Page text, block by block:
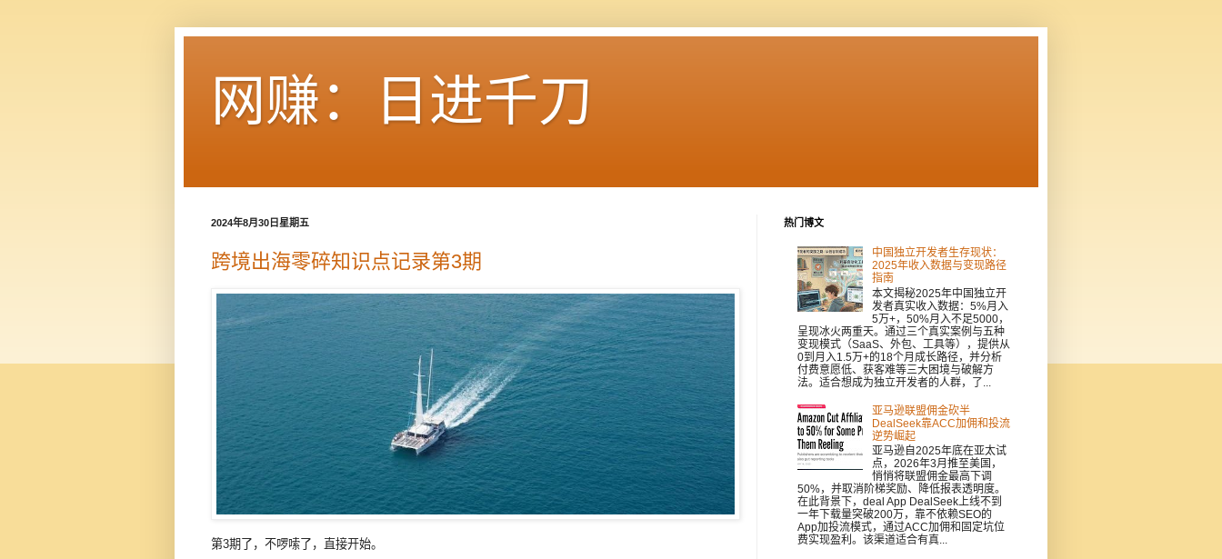
网赚：日进千刀
2024年8月30日星期五
跨境出海零碎知识点记录第3期
第3期了，不啰嗦了，直接开始。
热门博文
中国独立开发者生存现状：
2025年收入数据与变现路径
指南
本文揭秘2025年中国独立开
发者真实收入数据：5%月入
5万+，50%月入不足5000，
呈现冰火两重天。通过三个真实案例与五种
变现模式（SaaS、外包、工具等），提供从
0到月入1.5万+的18个月成长路径，并分析
付费意愿低、获客难等三大困境与破解方
法。适合想成为独立开发者的人群，了...
亚马逊联盟佣金砍半
DealSeek靠ACC加佣和投流
逆势崛起
亚马逊自2025年底在亚太试
点，2026年3月推至美国，
悄悄将联盟佣金最高下调
50%，并取消阶梯奖励、降低报表透明度。
在此背景下，deal App DealSeek上线不到
一年下载量突破200万，靠不依赖SEO的
App加投流模式，通过ACC加佣和固定坑位
费实现盈利。该渠道适合有真...